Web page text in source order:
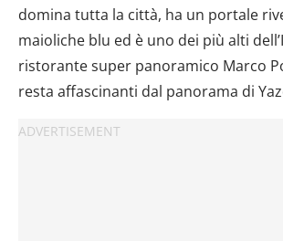
domina tutta la città, ha un portale
maioliche blu ed è uno dei più alti
ristorante super panoramico Marco
resta affascinanti dal panorama di